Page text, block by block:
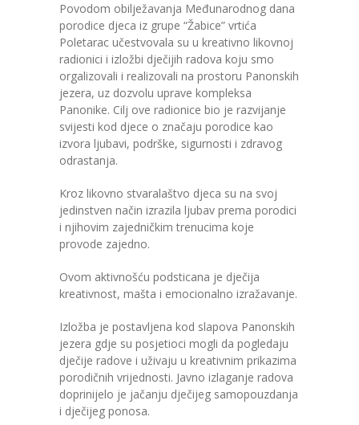
---- Osnovni elementi ugovora
---- Odluke o izboru i poništenju
---- Nabavka usluga iz anexa II dio B
-- Konkursi
Edukacije
-- Edukacije zaposlenika
Za roditelje
-- Jelovnik za djecu
-- Obavještenja za roditelje
Projekti
Mala škola sporta
Povodom obilježavanja Međunarodnog dana
porodice djeca iz grupe “Žabice” vrtića
Poletarac učestvovala su u kreativno likovnoj
radionici i izložbi dječijih radova koju smo
orgalizovali i realizovali na prostoru Panonskih
jezera, uz dozvolu uprave kompleksa
Panonike. Cilj ove radionice bio je razvijanje
svijesti kod djece o značaju porodice kao
izvora ljubavi, podrške, sigurnosti i zdravog
odrastanja.
Kroz likovno stvaralaštvo djeca su na svoj
jedinstven način izrazila ljubav prema porodici
i njihovim zajedničkim trenucima koje
provode zajedno.
Ovom aktivnošću podsticana je dječija
kreativnost, mašta i emocionalno izražavanje.
Izložba je postavljena kod slapova Panonskih
jezera gdje su posjetioci mogli da pogledaju
dječije radove i uživaju u kreativnim prikazima
porodičnih vrijednosti. Javno izlaganje radova
doprinijelo je jačanju dječijeg samopouzdanja
i dječijeg ponosa.